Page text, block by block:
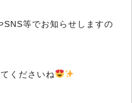
SNS等でお知らせしますの
くださいね